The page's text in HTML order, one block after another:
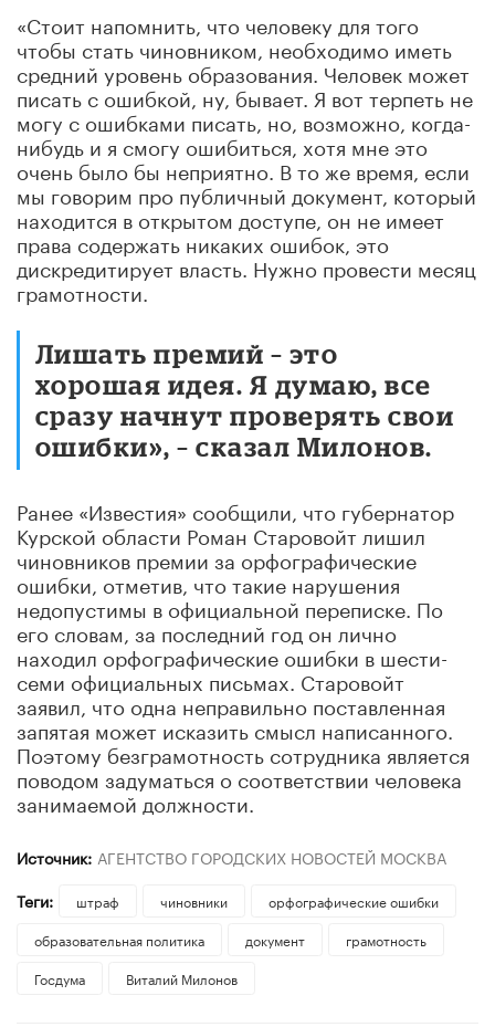
«Стоит напомнить, что человеку для того
чтобы стать чиновником, необходимо иметь
средний уровень образования. Человек может
писать с ошибкой, ну, бывает. Я вот терпеть не
могу с ошибками писать, но, возможно, когда-
нибудь и я смогу ошибиться, хотя мне это
очень было бы неприятно. В то же время, если
мы говорим про публичный документ, который
находится в открытом доступе, он не имеет
права содержать никаких ошибок, это
дискредитирует власть. Нужно провести месяц
грамотности.
Лишать премий – это
хорошая идея. Я думаю, все
сразу начнут проверять свои
ошибки», – сказал Милонов.
Ранее «Известия» сообщили, что губернатор
Курской области Роман Старовойт лишил
чиновников премии за орфографические
ошибки, отметив, что такие нарушения
недопустимы в официальной переписке. По
его словам, за последний год он лично
находил орфографические ошибки в шести-
семи официальных письмах. Старовойт
заявил, что одна неправильно поставленная
запятая может исказить смысл написанного.
Поэтому безграмотность сотрудника является
поводом задуматься о соответствии человека
занимаемой должности.
Источник: АГЕНТСТВО ГОРОДСКИХ НОВОСТЕЙ МОСКВА
Теги:
штраф чиновники
орфографические ошибки
образовательная политика
документ
грамотность
Госдума
Виталий Милонов